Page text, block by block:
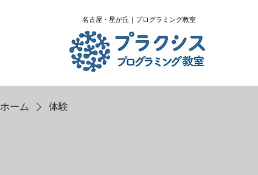
​名古屋・星が丘｜プログラミング教室
ホーム 体験